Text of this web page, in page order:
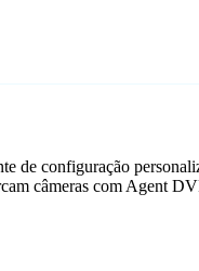
configuração
câmeras com Agent